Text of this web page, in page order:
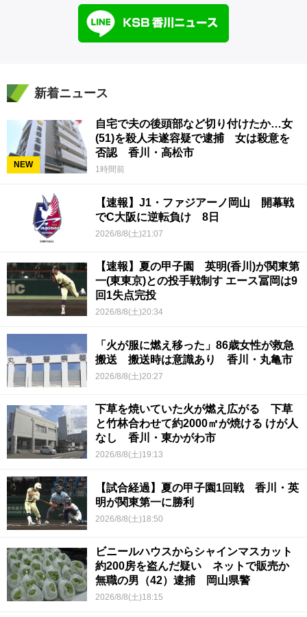
新着ニュース
NEW
自宅で夫の後頭部など切り付けたか…女
(51)を殺人未遂容疑で逮捕 女は殺意を
否認 香川・高松市
1時間前
【速報】J1・ファジアーノ岡山 開幕戦
でC大阪に逆転負け 8日
2026/8/8(土)21:07
【速報】夏の甲子園 英明(香川)が関東第
一(東東京)との投手戦制す エース冨岡は9
回1失点完投
2026/8/8(土)20:34
「火が服に燃え移った」86歳女性が救急
搬送 搬送時は意識あり 香川・丸亀市
2026/8/8(土)20:27
下草を焼いていた火が燃え広がる 下草
と竹林合わせて約2000㎡が焼ける けが人
なし 香川・東かがわ市
2026/8/8(土)19:13
【試合経過】夏の甲子園1回戦 香川・英
明が関東第一に勝利
2026/8/8(土)18:50
ビニールハウスからシャインマスカット
約200房を盗んだ疑い ネットで販売か
無職の男（42）逮捕 岡山県警
2026/8/8(土)18:15